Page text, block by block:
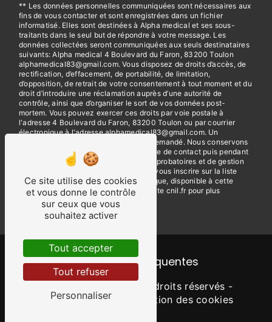
** Les données personnelles communiquées sont nécessaires aux
fins de vous contacter et sont enregistrées dans un fichier
informatisé. Elles sont destinées à Alpha medical et ses sous-
traitants dans le seul but de répondre à votre message. Les
données collectées seront communiquées aux seuls destinataires
suivants: Alpha medical 4 Boulevard du Faron, 83200 Toulon
alphamedical83@gmail.com. Vous disposez de droits d’accès, de
rectification, d’effacement, de portabilité, de limitation,
d’opposition, de retrait de votre consentement à tout moment et du
droit d’introduire une réclamation auprès d’une autorité de
contrôle, ainsi que d’organiser le sort de vos données post-
mortem. Vous pouvez exercer ces droits par voie postale à
l'adresse 4 Boulevard du Faron, 83200 Toulon ou par courrier
électronique à l'adresse alphamedical83@gmail.com. Un
justificatif d'identité pourra vous être demandé. Nous conservons
vos données pendant la période de prise de contact puis pendant
la durée de prescription légale aux fins probatoires et de gestion
des contentieux. Vous avez le droit de vous inscrire sur la liste
d'opposition au démarchage téléphonique, disponible à cette
adresse: Bloctel.gouv.fr. Consultez le site cnil.fr pour plus
d’informations sur vos droits.
Recherches fréquentes
- 2026 - Tous droits réservés -
Mentions légales
Gestion des cookies
Ce site utilise des cookies
et vous donne le contrôle
sur ceux que vous
souhaitez activer
Tout accepter
Tout refuser
Personnaliser